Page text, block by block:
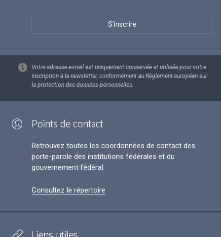
Votre adresse e-mail est uniquement conservée et utilisée pour votre
inscription à la newsletter, conformément au Règlement européen sur
la protection des données personnelles.
Points de contact
Retrouvez toutes les coordonnées de contact des
porte-parole des institutions fédérales et du
gouvernement fédéral.
Consultez le répertoire